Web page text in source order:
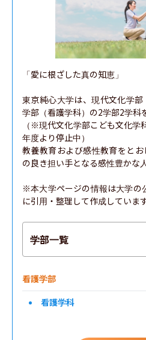
「愛に根ざした真の知恵」
東京純心大学は、現代文化学
学部（看護学科）の2学部2学科
（※現代文化学部こども文化
年度より停止中）
教養教育および感性教育をと
の良き担い手となる感性豊かな
※本大学ページの情報は大学の
に引用・整理して作成していま
学部一覧
看護学部
看護学科